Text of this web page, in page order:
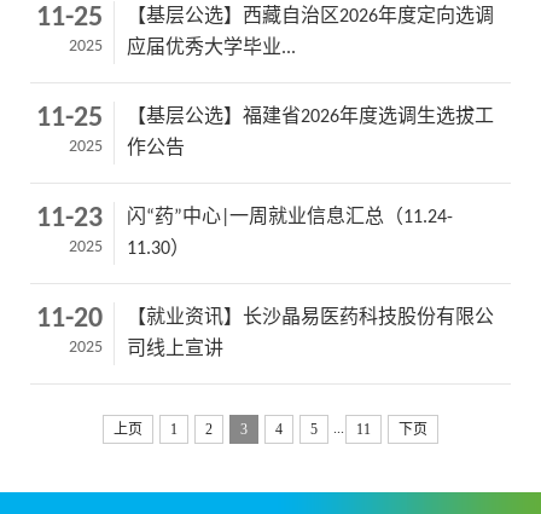
11-25
2025
【基层公选】西藏自治区2026年度定向选调
应届优秀大学毕业...
11-25
2025
【基层公选】福建省2026年度选调生选拔工
作公告
11-23
2025
闪“药”中心|一周就业信息汇总（11.24-
11.30）
11-20
2025
【就业资讯】长沙晶易医药科技股份有限公
司线上宣讲
上页 1 2 3 4 5 ... 11 下页